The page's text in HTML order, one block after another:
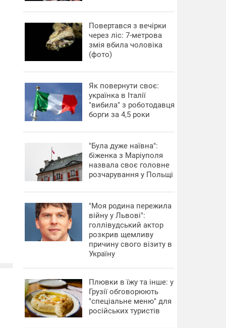
Повертався з вечірки
через ліс: 7-метрова
змія вбила чоловіка
(фото)
​Як повернути своє:
українка в Італії
"вибила" з роботодавця
борги за 4,5 роки
"Була дуже наївна":
біженка з Маріуполя
назвала своє головне
розчарування у Польщі
"Моя родина пережила
війну у Львові":
голлівудський актор
розкрив щемливу
причину свого візиту в
Україну
Плювки в їжу та інше: у
Грузії обговорюють
"спеціальне меню" для
російських туристів